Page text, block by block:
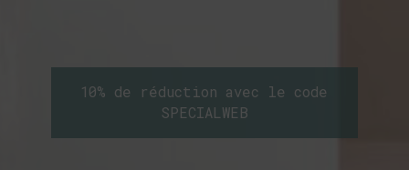
10% de réduction avec le code
SPECIALWEB